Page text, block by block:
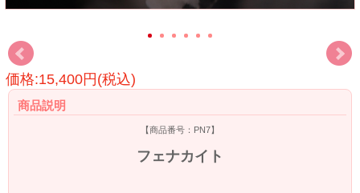
価格:15,400円(税込)
商品説明
【商品番号：PN7】
フェナカイト